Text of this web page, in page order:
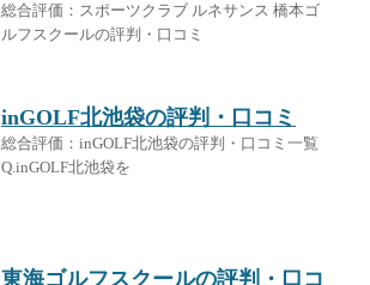
総合評価：スポーツクラブ ルネサンス 橋本ゴ
ルフスクールの評判・口コミ
inGOLF北池袋の評判・口コミ
総合評価：inGOLF北池袋の評判・口コミ一覧
Q.inGOLF北池袋を
東海ゴルフスクールの評判・口コ